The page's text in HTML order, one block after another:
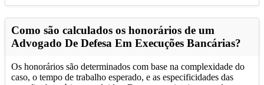
Como são calculados os honorários de um
Advogado De Defesa Em Execuções Bancárias?
Os honorários são determinados com base na complexidade do
caso, o tempo de trabalho esperado, e as especificidades das